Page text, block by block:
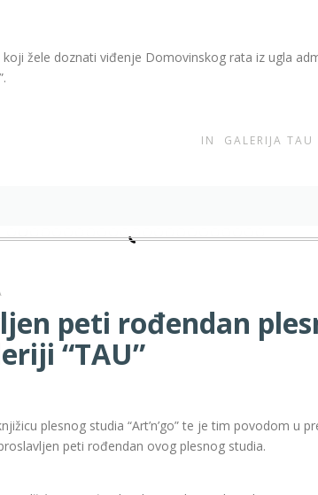
žele doznati viđenje Domovinskog rata iz ugla
IN GALERIJA TAU
peti rođendan
“TAU”
peti rođendan ovog plesnog studia.